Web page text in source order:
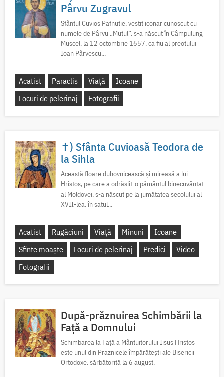
Pârvu Zugravul
Sfântul Cuvios Pafnutie, vestit iconar cunoscut cu
numele de Pârvu „Mutul”, s-a născut în Câmpulung
Muscel, la 12 octombrie 1657, ca fiu al preotului
Ioan Pârvescu...
Acatist Paraclis Viață
Icoane
Locuri de pelerinaj
Fotografii
✝) Sfânta Cuvioasă Teodora de
la Sihla
Această floare duhovnicească și mireasă a lui
Hristos, pe care a odrăslit-o pământul binecuvântat
al Moldovei, s-a născut pe la jumătatea secolului al
XVII-lea, în satul...
Acatist Rugăciuni Viață Minuni
Icoane
Sfinte moaște
Locuri de pelerinaj Predici
Video
Fotografii
După-prăznuirea Schimbării la
Față a Domnului
Schimbarea la Față a Mântuitorului Iisus Hristos
este unul din Praznicele împărătești ale Bisericii
Ortodoxe, sărbătorită la 6 august.